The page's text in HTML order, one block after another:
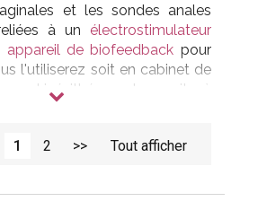
et les sondes anales
à un électrostimulateur
appareil de biofeedback pour
l'utiliserez soit en cabinet de
ou kinésithérapeute, soit à
par l’Assurance Maladie à
prescription médicale et
Tout afficher
1 2 >>